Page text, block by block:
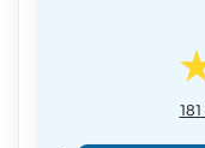
181